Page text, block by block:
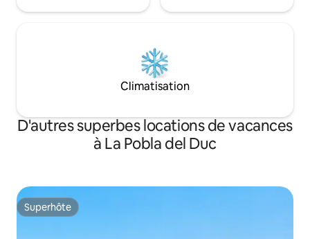
Climatisation
D'autres superbes locations de vacances
à La Pobla del Duc
Superhôte
Superhôte